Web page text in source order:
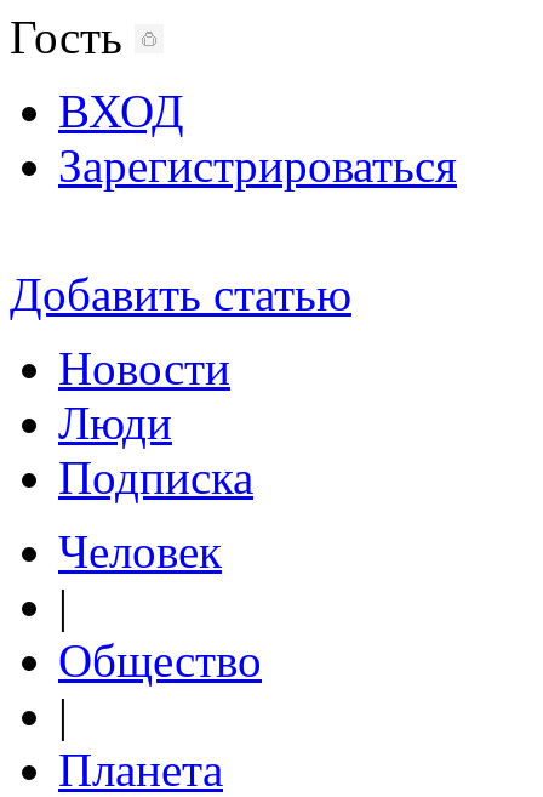
Гость
ВХОД
Зарегистрироваться
Добавить статью
Новости
Люди
Подписка
Человек
|
Общество
|
Планета